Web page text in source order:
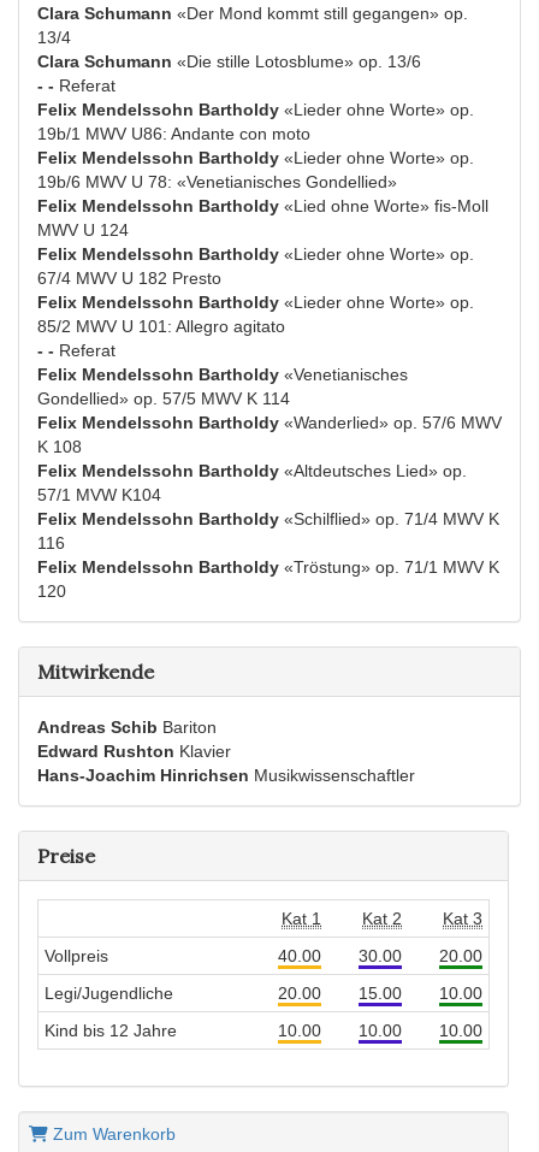
Clara Schumann «Der Mond kommt still gegangen» op.
13/4
Clara Schumann «Die stille Lotosblume» op. 13/6
- - Referat
Felix Mendelssohn Bartholdy «Lieder ohne Worte» op.
19b/1 MWV U86: Andante con moto
Felix Mendelssohn Bartholdy «Lieder ohne Worte» op.
19b/6 MWV U 78: «Venetianisches Gondellied»
Felix Mendelssohn Bartholdy «Lied ohne Worte» fis-Moll
MWV U 124
Felix Mendelssohn Bartholdy «Lieder ohne Worte» op.
67/4 MWV U 182 Presto
Felix Mendelssohn Bartholdy «Lieder ohne Worte» op.
85/2 MWV U 101: Allegro agitato
- - Referat
Felix Mendelssohn Bartholdy «Venetianisches
Gondellied» op. 57/5 MWV K 114
Felix Mendelssohn Bartholdy «Wanderlied» op. 57/6 MWV
K 108
Felix Mendelssohn Bartholdy «Altdeutsches Lied» op.
57/1 MVW K104
Felix Mendelssohn Bartholdy «Schilflied» op. 71/4 MWV K
116
Felix Mendelssohn Bartholdy «Tröstung» op. 71/1 MWV K
120
Mitwirkende
Andreas Schib Bariton
Edward Rushton Klavier
Hans-Joachim Hinrichsen Musikwissenschaftler
Preise
Kat 1 Kat 2
Kat 3
Vollpreis
40.00 30.00
20.00
Legi/Jugendliche
20.00 15.00
10.00
Kind bis 12 Jahre
10.00 10.00 10.00
Zum Warenkorb